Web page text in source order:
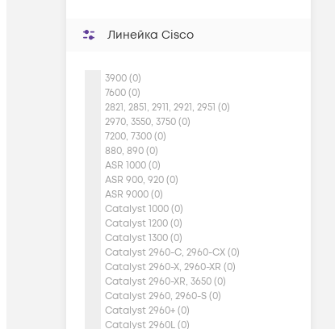
Линейка Cisco
3900 (0)
7600 (0)
2821, 2851, 2911, 2921, 2951 (0)
2970, 3550, 3750 (0)
7200, 7300 (0)
880, 890 (0)
ASR 1000 (0)
ASR 900, 920 (0)
ASR 9000 (0)
Catalyst 1000 (0)
Catalyst 1200 (0)
Catalyst 1300 (0)
Catalyst 2960-C, 2960-CX (0)
Catalyst 2960-X, 2960-XR (0)
Catalyst 2960-XR, 3650 (0)
Catalyst 2960, 2960-S (0)
Catalyst 2960+ (0)
Catalyst 2960L (0)